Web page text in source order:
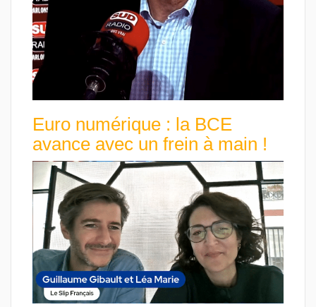
Euro numérique : la BCE
avance avec un frein à main !